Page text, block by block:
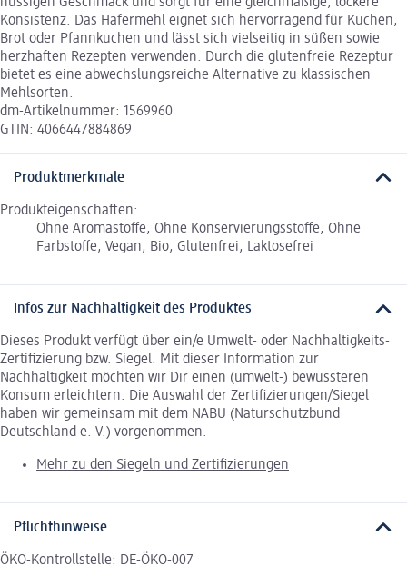
nussigen Geschmack und sorgt für eine gleichmäßige, lockere
Konsistenz. Das Hafermehl eignet sich hervorragend für Kuchen,
Brot oder Pfannkuchen und lässt sich vielseitig in süßen sowie
herzhaften Rezepten verwenden. Durch die glutenfreie Rezeptur
bietet es eine abwechslungsreiche Alternative zu klassischen
Mehlsorten.
dm-Artikelnummer: 1569960
GTIN: 4066447884869
Produktmerkmale
Produkteigenschaften:
Ohne Aromastoffe, Ohne Konservierungsstoffe, Ohne
Farbstoffe, Vegan, Bio, Glutenfrei, Laktosefrei
Infos zur Nachhaltigkeit des Produktes
Dieses Produkt verfügt über ein/e Umwelt- oder Nachhaltigkeits-
Zertifizierung bzw. Siegel. Mit dieser Information zur
Nachhaltigkeit möchten wir Dir einen (umwelt-) bewussteren
Konsum erleichtern. Die Auswahl der Zertifizierungen/Siegel
haben wir gemeinsam mit dem NABU (Naturschutzbund
Deutschland e. V.) vorgenommen.
Mehr zu den Siegeln und Zertifizierungen
Pflichthinweise
ÖKO-Kontrollstelle: DE-ÖKO-007